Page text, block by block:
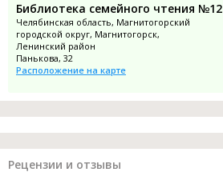
Библиотека семейного чтения №12
Челябинская область, Магнитогорский
городской округ, Магнитогорск,
Ленинский район
Панькова, 32
Расположение на карте
Рецензии и отзывы